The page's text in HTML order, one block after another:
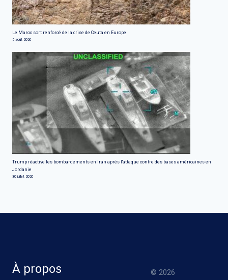
Le Maroc sort renforcé de la crise de Ceuta en Europe
5 août 2026
Trump réactive les bombardements en Iran après l'attaque contre des bases américaines en
Jordanie
30 juillet 2026
À propos © 2026